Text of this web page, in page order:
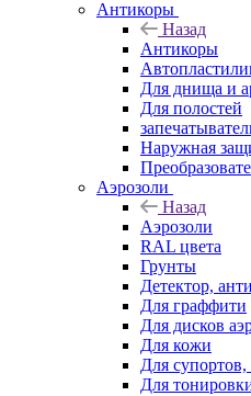
Антикоры
Назад
Антикоры
Для днища и
Для полостей
Наружная
Аэрозоли
Назад
Аэрозоли
RAL цвета
Грунты
Детектор,
Для граффити
Для дисков
Для кожи
Для
Для